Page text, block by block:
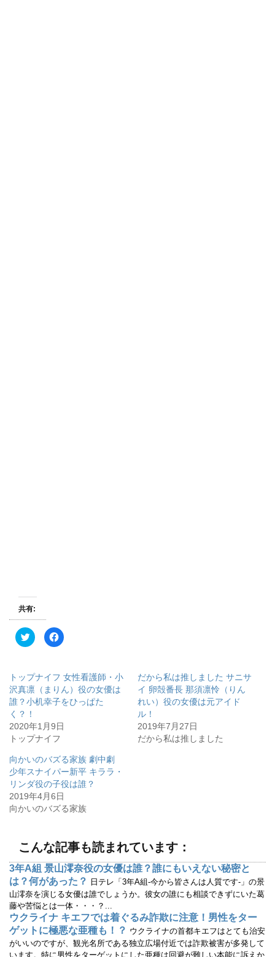
共有:
ク
リ
て
T
w
i
t
t
e
r
で
共
有
新
し
い
ウ
ィ
ン
ド
ウ
ま
す
F
a
o
で
共
有
る
に
ッ
ク
し
て
く
だ
さ
い
い
ウ
ィ
ン
ド
ウ
で
開
き
ま
す
トップナイフ 女性看護師・小
沢真凛（まりん）役の女優は
誰？小机幸子をひっぱた
く？！
2020年1月9日
トップナイフ
だから私は推しました サニサ
イ 卵殻番長 那須凛怜（りん
れい）役の女優は元アイド
ル！
2019年7月27日
だから私は推しました
向かいのバズる家族 劇中劇
少年スナイパー新平 キララ・
リンダ役の子役は誰？
2019年4月6日
向かいのバズる家族
こんな記事も読まれています：
3年A組 景山澪奈役の女優は誰？誰にもいえない秘密と
は？何があった？ 日テレ「3年A組-今から皆さんは人質です-」の景
山澪奈を演じる女優は誰でしょうか。彼女の誰にも相談できずにいた葛
藤や苦悩とは一体・・・？...
ウクライナ キエフでは着ぐるみ詐欺に注意！男性をター
ゲットに極悪な亜種も！？ ウクライナの首都キエフはとても治安
がいいのですが、観光名所である独立広場付近では詐欺被害が多発して
います。特に男性をターゲットにした亜種は回避が難しい本能に訴えか